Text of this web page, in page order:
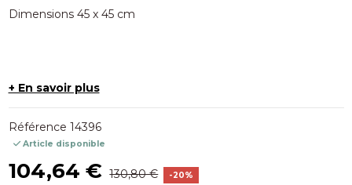
Dimensions 45 x 45 cm
+ En savoir plus
Référence 14396
Article disponible
104,64 € 130,80 € -20%